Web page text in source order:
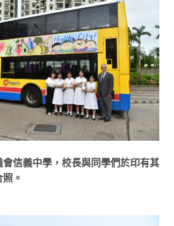
信義中學，校長與同學們於印有其
。